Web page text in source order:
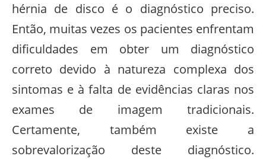
hérnia de disco é o diagnóstico preciso.
Então, muitas vezes os pacientes enfrentam
dificuldades em obter um diagnóstico
correto devido à natureza complexa dos
sintomas e à falta de evidências claras nos
exames de imagem tradicionais.
Certamente, também existe a
sobrevalorização deste diagnóstico.